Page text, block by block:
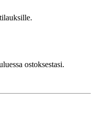
ostoksestasi.